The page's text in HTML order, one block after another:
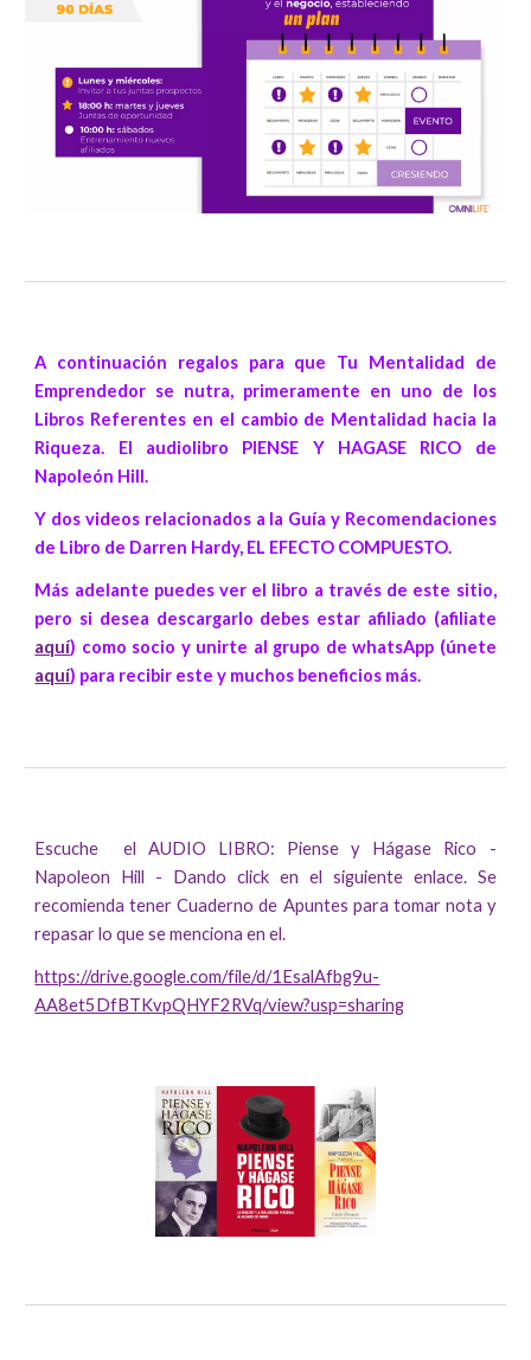
A continuación regalos para que Tu Mentalidad de
Emprendedor se nutra, primeramente en uno de los
Libros Referentes en el cambio de Mentalidad hacia la
Riqueza. El audiolibro PIENSE Y HAGASE RICO de
Napoleón Hill.
Y dos videos relacionados a la Guía y Recomendaciones
de Libro de Darren Hardy, EL EFECTO COMPUESTO.
Más adelante puedes ver el libro a través de este sitio,
pero si desea descargarlo debes estar afiliado (afiliate
aquí) como socio y unirte al grupo de whatsApp (únete
aquí) para recibir este y muchos beneficios más.
Escuche el AUDIO LIBRO: Piense y Hágase Rico -
Napoleon Hill - Dando click en el siguiente enlace. Se
recomienda tener Cuaderno de Apuntes para tomar nota y
repasar lo que se menciona en el.
https://drive.google.com/file/d/1EsalAfbg9u-
AA8et5DfBTKvpQHYF2RVq/view?usp=sharing